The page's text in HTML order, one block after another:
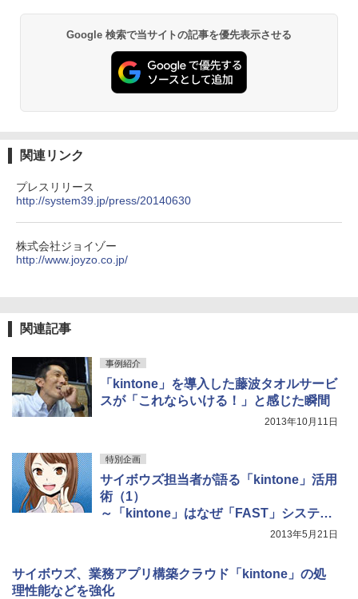
Google 検索で当サイトの記事を優先表示させる
関連リンク
プレスリリース
http://system39.jp/press/20140630
株式会社ジョイゾー
http://www.joyzo.co.jp/
関連記事
事例紹介
「kintone」を導入した藤波タオルサービ
スが「これならいける！」と感じた瞬間
2013年10月11日
特別企画
サイボウズ担当者が語る「kintone」活用
術（1）
～「kintone」はなぜ「FAST」システム
2013年5月21日
サイボウズ、業務アプリ構築クラウド「kintone」の処
理性能などを強化